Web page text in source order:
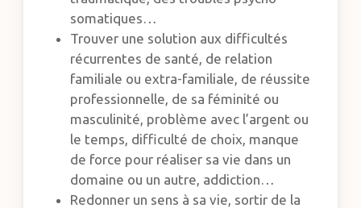
somatiques…
Trouver une solution aux difficultés
récurrentes de santé, de relation
familiale ou extra-familiale, de réussite
professionnelle, de sa féminité ou
masculinité, problème avec l’argent ou
le temps, difficulté de choix, manque
de force pour réaliser sa vie dans un
domaine ou un autre, addiction…
Redonner un sens à sa vie, sortir de la